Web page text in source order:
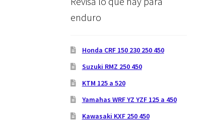
enduro
Honda CRF 150 230 250 450
Suzuki RMZ 250 450
KTM 125 a 520
Yamahas WRF YZ YZF 125 a 450
Kawasaki KXF 250 450